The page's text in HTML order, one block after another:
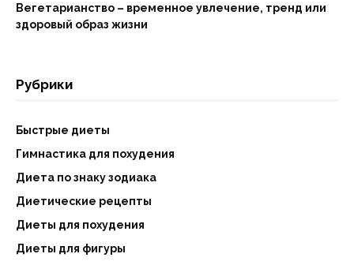
Вегетарианство – временное увлечение, тренд или
здоровый образ жизни
Рубрики
Быстрые диеты
Гимнастика для похудения
Диета по знаку зодиака
Диетические рецепты
Диеты для похудения
Диеты для фигуры